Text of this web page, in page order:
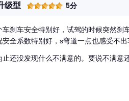
级型 5分
车刹车安全特别好，试驾的时候突然
全系数特别好，s弯道一点也感受不
止还没发现什么不满意的。要说不满